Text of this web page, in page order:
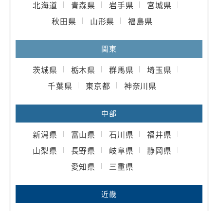
北海道 青森県 岩手県
宮城県
秋田県
山形県 福島県
関東
茨城県 栃木県 群馬県
埼玉県
千葉県
東京都 神奈川県
中部
新潟県 富山県 石川県
福井県
山梨県
長野県 岐阜県
静岡県
愛知県
三重県
近畿